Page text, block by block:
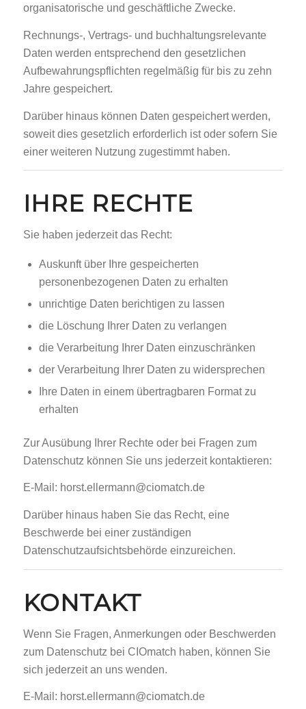
organisatorische und geschäftliche Zwecke.
Rechnungs-, Vertrags- und buchhaltungsrelevante
Daten werden entsprechend den gesetzlichen
Aufbewahrungspflichten regelmäßig für bis zu zehn
Jahre gespeichert.
Darüber hinaus können Daten gespeichert werden,
soweit dies gesetzlich erforderlich ist oder sofern Sie
einer weiteren Nutzung zugestimmt haben.
IHRE RECHTE
Sie haben jederzeit das Recht:
Auskunft über Ihre gespeicherten
personenbezogenen Daten zu erhalten
unrichtige Daten berichtigen zu lassen
die Löschung Ihrer Daten zu verlangen
die Verarbeitung Ihrer Daten einzuschränken
der Verarbeitung Ihrer Daten zu widersprechen
Ihre Daten in einem übertragbaren Format zu
erhalten
Zur Ausübung Ihrer Rechte oder bei Fragen zum
Datenschutz können Sie uns jederzeit kontaktieren:
E-Mail: horst.ellermann@ciomatch.de
Darüber hinaus haben Sie das Recht, eine
Beschwerde bei einer zuständigen
Datenschutzaufsichtsbehörde einzureichen.
KONTAKT
Wenn Sie Fragen, Anmerkungen oder Beschwerden
zum Datenschutz bei CIOmatch haben, können Sie
sich jederzeit an uns wenden.
E-Mail: horst.ellermann@ciomatch.de